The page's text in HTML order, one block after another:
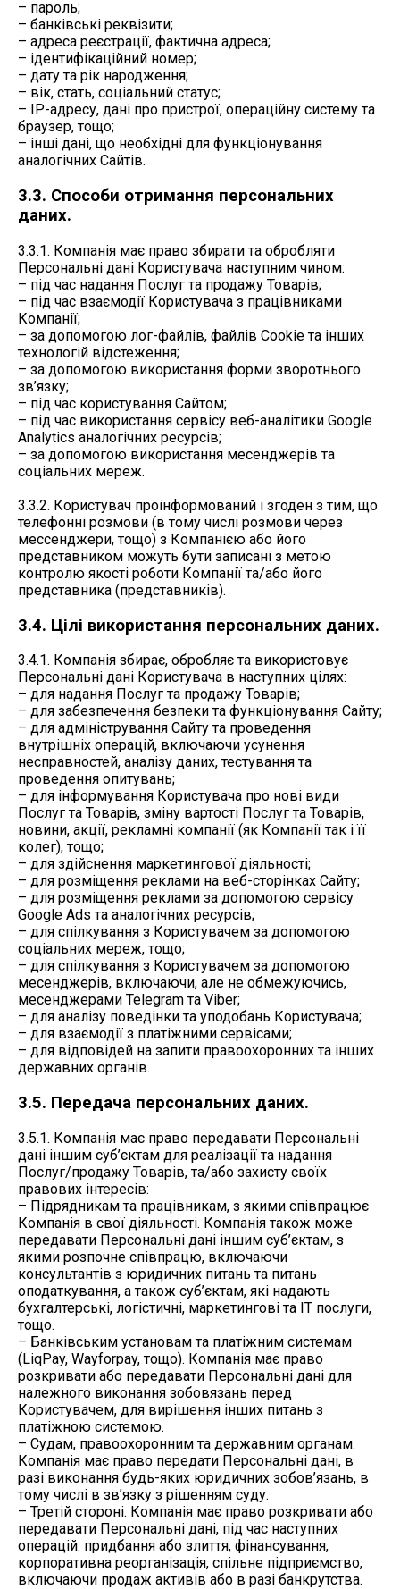
– пароль;
– банківські реквізити;
– адреса реєстрації, фактична адреса;
– ідентифікаційний номер;
– дату та рік народження;
– вік, стать, соціальний статус;
– IP-адресу, дані про пристрої, операційну систему та
браузер, тощо;
– інші дані, що необхідні для функціонування
аналогічних Сайтів.
3.3. Способи отримання персональних
даних.
3.3.1. Компанія має право збирати та обробляти
Персональні дані Користувача наступним чином:
– під час надання Послуг та продажу Товарів;
– під час взаємодії Користувача з працівниками
Компанії;
– за допомогою лог-файлів, файлів Cookie та інших
технологій відстеження;
– за допомогою використання форми зворотнього
зв’язку;
– під час користування Сайтом;
– під час використання сервісу веб-аналітики Google
Analytics аналогічних ресурсів;
– за допомогою використання месенджерів та
соціальних мереж.
3.3.2. Користувач проінформований і згоден з тим, що
телефонні розмови (в тому числі розмови через
мессенджери, тощо) з Компанією або його
представником можуть бути записані з метою
контролю якості роботи Компанії та/або його
представника (представників).
3.4. Цілі використання персональних даних.
3.4.1. Компанія збирає, обробляє та використовує
Персональні дані Користувача в наступних цілях:
– для надання Послуг та продажу Товарів;
– для забезпечення безпеки та функціонування Сайту;
– для адміністрування Сайту та проведення
внутрішніх операцій, включаючи усунення
несправностей, аналізу даних, тестування та
проведення опитувань;
– для інформування Користувача про нові види
Послуг та Товарів, зміну вартості Послуг та Товарів,
новини, акції, рекламні компанії (як Компанії так і її
колег), тощо;
– для здійснення маркетингової діяльності;
– для розміщення реклами на веб-сторінках Сайту;
– для розміщення реклами за допомогою сервісу
Google Ads та аналогічних ресурсів;
– для спілкування з Користувачем за допомогою
соціальних мереж, тощо;
– для спілкування з Користувачем за допомогою
месенджерів, включаючи, але не обмежуючись,
месенджерами Telegram та Viber;
– для аналізу поведінки та уподобань Користувача;
– для взаємодії з платіжними сервісами;
– для відповідей на запити правоохоронних та інших
державних органів.
3.5. Передача персональних даних.
3.5.1. Компанія має право передавати Персональні
дані іншим суб’єктам для реалізації та надання
Послуг/продажу Товарів, та/або захисту своїх
правових інтересів:
– Підрядникам та працівникам, з якими співпрацює
Компанія в свої діяльності. Компанія також може
передавати Персональні дані іншим суб’єктам, з
якими розпочне співпрацю, включаючи
консультантів з юридичних питань та питань
оподаткування, а також суб’єктам, які надають
бухгалтерські, логістичні, маркетингові та ІТ послуги,
тощо.
– Банківським установам та платіжним системам
(LiqPay, Wayforpay, тощо). Компанія має право
розкривати або передавати Персональні дані для
належного виконання зобовязань перед
Користувачем, для вирішення інших питань з
платіжною системою.
– Судам, правоохоронним та державним органам.
Компанія має право передати Персональні дані, в
разі виконання будь-яких юридичних зобов’язань, в
тому числі в зв’язку з рішенням суду.
– Третій стороні. Компанія має право розкривати або
передавати Персональні дані, під час наступних
операцій: придбання або злиття, фінансування,
корпоративна реорганізація, спільне підприємство,
включаючи продаж активів або в разі банкрутства.